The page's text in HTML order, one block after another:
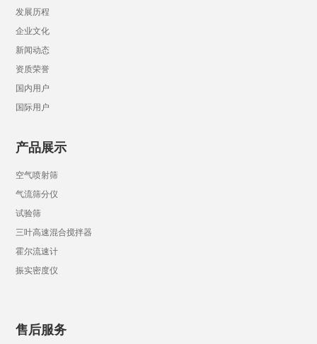
发展历程
企业文化
新闻动态
资质荣誉
国内用户
国际用户
产品展示
空气喷射筛
气流筛分仪
试验筛
三叶高速混合搅拌器
霍尔流速计
振实密度仪
售后服务